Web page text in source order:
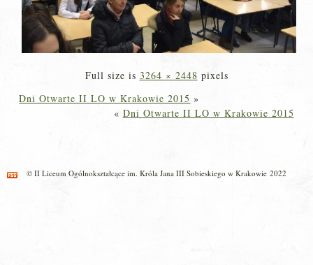
Full size is 3264 × 2448 pixels
Dni Otwarte II LO w Krakowie 2015 »
« Dni Otwarte II LO w Krakowie 2015
© II Liceum Ogólnokształcące im. Króla Jana III Sobieskiego w Krakowie 2022